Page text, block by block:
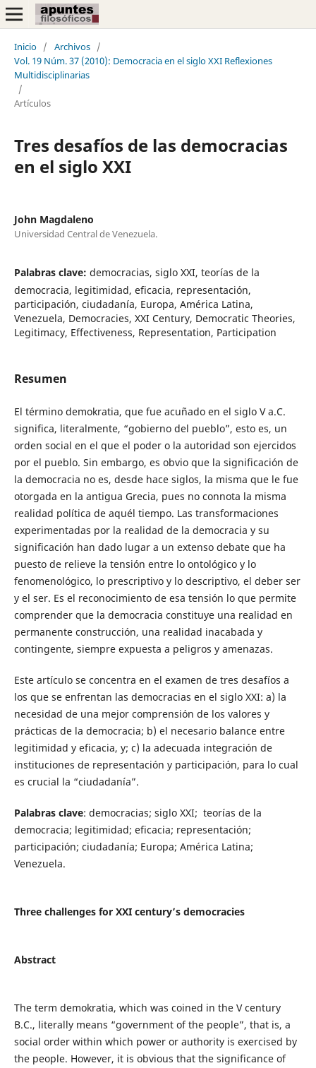
Inicio / Archivos /
Vol. 19 Núm. 37 (2010): Democracia en el siglo XXI Reflexiones
Multidisciplinarias
/
Artículos
Tres desafíos de las democracias
en el siglo XXI
John Magdaleno
Universidad Central de Venezuela.
Palabras clave: democracias, siglo XXI, teorías de la
democracia, legitimidad, eficacia, representación,
participación, ciudadanía, Europa, América Latina,
Venezuela, Democracies, XXI Century, Democratic Theories,
Legitimacy, Effectiveness, Representation, Participation
Resumen
El término demokratia, que fue acuñado en el siglo V a.C.
significa, literalmente, “gobierno del pueblo”, esto es, un
orden social en el que el poder o la autoridad son ejercidos
por el pueblo. Sin embargo, es obvio que la significación de
la democracia no es, desde hace siglos, la misma que le fue
otorgada en la antigua Grecia, pues no connota la misma
realidad política de aquél tiempo. Las transformaciones
experimentadas por la realidad de la democracia y su
significación han dado lugar a un extenso debate que ha
puesto de relieve la tensión entre lo ontológico y lo
fenomenológico, lo prescriptivo y lo descriptivo, el deber ser
y el ser. Es el reconocimiento de esa tensión lo que permite
comprender que la democracia constituye una realidad en
permanente construcción, una realidad inacabada y
contingente, siempre expuesta a peligros y amenazas.
Este artículo se concentra en el examen de tres desafíos a
los que se enfrentan las democracias en el siglo XXI: a) la
necesidad de una mejor comprensión de los valores y
prácticas de la democracia; b) el necesario balance entre
legitimidad y eficacia, y; c) la adecuada integración de
instituciones de representación y participación, para lo cual
es crucial la “ciudadanía”.
Palabras clave: democracias; siglo XXI; teorías de la
democracia; legitimidad; eficacia; representación;
participación; ciudadanía; Europa; América Latina;
Venezuela.
Three challenges for XXI century’s democracies
Abstract
The term demokratia, which was coined in the V century
B.C., literally means “government of the people”, that is, a
social order within which power or authority is exercised by
the people. However, it is obvious that the significance of